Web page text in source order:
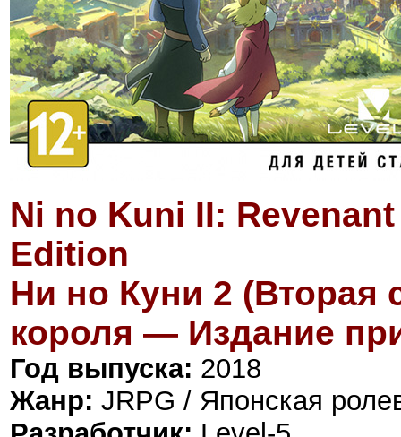
Ni no Kuni II:
Edition
Ни но Куни 2 (Вторая
короля — Издание
Год выпуска: 2018
Жанр: JRPG / Японская